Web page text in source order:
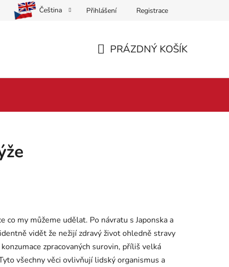
Čeština Přihlášení Registrace
PRÁZDNÝ KOŠÍK
my můžeme udělat. Po návratu s Japonska a
vidět že nežijí zdravý život ohledně stravy
zpracovaných surovin, příliš velká
všechny věci ovlivňují lidský organismus a